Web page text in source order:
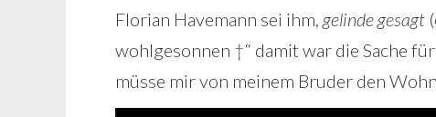
Florian Havemann sei ihm, gelindegesagt
wohlgesonnen †“ damit war die Sache
müsse mir von meinem Bruder den